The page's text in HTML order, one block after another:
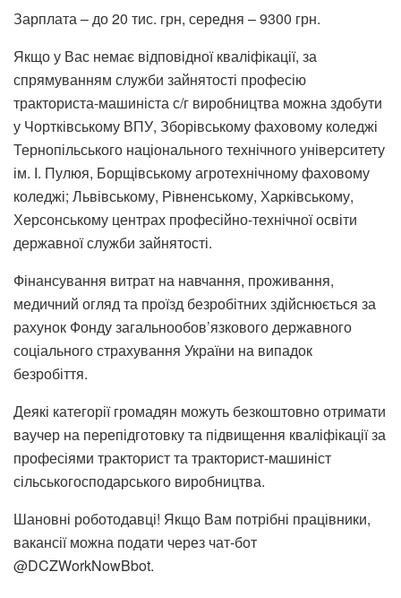
Зарплата – до 20 тис. грн, середня – 9300 грн.
Якщо у Вас немає відповідної кваліфікації, за
спрямуванням служби зайнятості професію
тракториста-машиніста с/г виробництва можна здобути
у Чортківському ВПУ, Зборівському фаховому коледжі
Тернопільського національного технічного університету
ім. І. Пулюя, Борщівському агротехнічному фаховому
коледжі; Львівському, Рівненському, Харківському,
Херсонському центрах професійно-технічної освіти
державної служби зайнятості.
Фінансування витрат на навчання, проживання,
медичний огляд та проїзд безробітних здійснюється за
рахунок Фонду загальнообов’язкового державного
соціального страхування України на випадок
безробіття.
Деякі категорії громадян можуть безкоштовно отримати
ваучер на перепідготовку та підвищення кваліфікації за
професіями тракторист та тракторист-машиніст
сільськогосподарського виробництва.
Шановні роботодавці! Якщо Вам потрібні працівники,
вакансії можна подати через чат-бот
@DCZWorkNowBbot.